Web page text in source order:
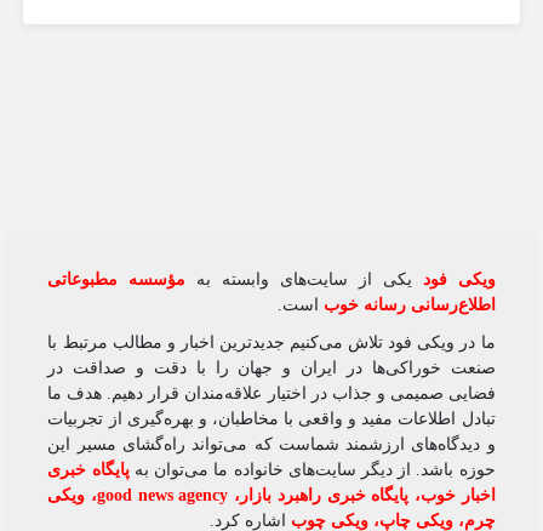
ویکی‌ فودیکی از سایت‌های وابسته به
مؤسسه مطبوعاتی
اطلاع‌رسانی رسانه خوباست.
ما در ویکی‌ فود تلاش می‌کنیم جدیدترین اخبار و مطالب مرتبط با
صنعت خوراکی‌ها در ایران و جهان را با دقت و صداقت در
فضایی صمیمی و جذاب در اختیار علاقه‌مندان قرار دهیم. هدف ما
تبادل اطلاعات مفید و واقعی با مخاطبان، و بهره‌گیری از تجربیات
و دیدگاه‌های ارزشمند شماست که می‌تواند راه‌گشای مسیر این
حوزه باشد. از دیگر سایت‌های خانواده ما می‌توان بهپایگاه خبری
اخبار خوب،پایگاه خبری راهبرد بازار ،good news agency،ویکی
چرم،ویکی چاپ،ویکی چوباشاره کرد.